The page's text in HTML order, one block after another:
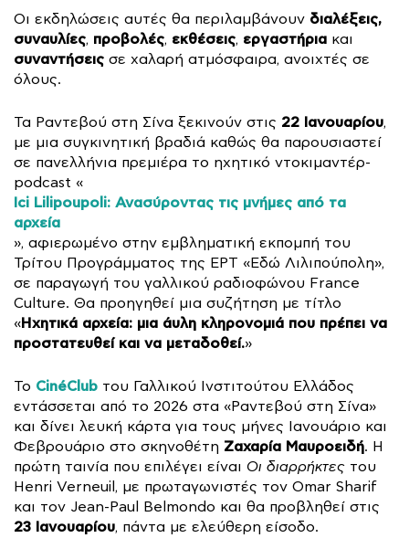
Οι εκδηλώσεις αυτές θα περιλαμβάνουν διαλέξεις,
συναυλίες, προβολές, εκθέσεις, εργαστήρια και
συναντήσεις σε χαλαρή ατμόσφαιρα, ανοιχτές σε
όλους.
Τα Ραντεβού στη Σίνα ξεκινούν στις 22 Ιανουαρίου,
με μια συγκινητική βραδιά καθώς θα παρουσιαστεί
σε πανελλήνια πρεμιέρα το ηχητικό ντοκιμαντέρ-
podcast «
Ici Lilipoupoli: Ανασύροντας τις μνήμες από τα
αρχεία
», αφιερωμένο στην εμβληματική εκπομπή του
Τρίτου Προγράμματος της ΕΡΤ «Εδώ Λιλιπούπολη»,
σε παραγωγή του γαλλικού ραδιοφώνου France
Culture. Θα προηγηθεί μια συζήτηση με τίτλο
«Ηχητικά αρχεία: μια άυλη κληρονομιά που πρέπει να
προστατευθεί και να μεταδοθεί.»
Το CinéClub του Γαλλικού Ινστιτούτου Ελλάδος
εντάσσεται από το 2026 στα «Ραντεβού στη Σίνα»
και δίνει λευκή κάρτα για τους μήνες Ιανουάριο και
Φεβρουάριο στο σκηνοθέτη Ζαχαρία Μαυροειδή. Η
πρώτη ταινία που επιλέγει είναι Οι διαρρήκτες του
Henri Verneuil, με πρωταγωνιστές τον Omar Sharif
και τον Jean-Paul Belmondo και θα προβληθεί στις
23 Ιανουαρίου, πάντα με ελεύθερη είσοδο.